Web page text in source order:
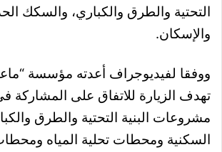
التحتية والطرق والكباري، والسكك
والإسكان.
ووفقا لفيديوجراف أعدته مؤسسة
تهدف الزيارة للاتفاق على المشاركة
مشروعات البنية التحتية والطرق
السكنية ومحطات تحلية المياه